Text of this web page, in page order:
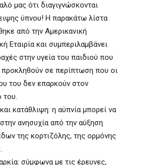
μας ότι διαγιγνώσκονται
ύπνου! Η παρακάτω λίστα
από την Αμερικανική
Εταιρία και συμπεριλαμβάνει
στην υγεία του παιδιού που
προκληθούν σε περίπτωση που οι
του δεν επαρκούν στον
του.
κατάθλιψη: η αϋπνία μπορεί να
ανησυχία από την αύξηση
της κορτιζόλης, της ορμόνης
σύμφωνα με τις έρευνες,